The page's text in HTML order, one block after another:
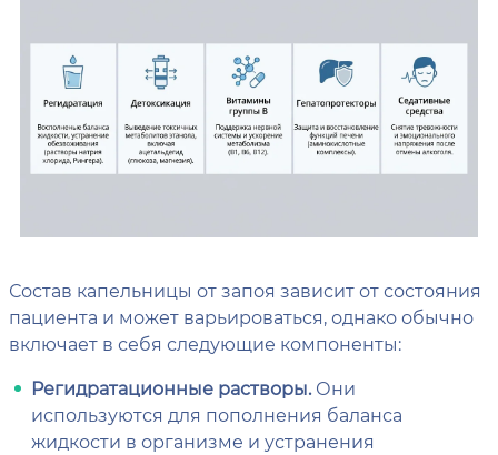
Состав капельницы от запоя зависит от состояния
пациента и может варьироваться, однако обычно
включает в себя следующие компоненты:
Регидратационные растворы.Они
используются для пополнения баланса
жидкости в организме и устранения